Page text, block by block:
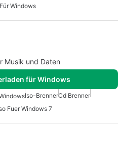
Windows
Musik und Daten
für Windows
Iso-BrennerCd Brenner
Fuer Windows 7